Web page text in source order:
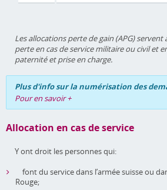
Les allocations perte de gain (APG)
perte en cas de service militaire ou civil et
paternité et prise en charge.
Plus d'info sur la numérisation des
Pour en savoir +
Allocation en cas de service
Y ont droit les personnes qui:
font du service dans l’armée suisse ou
Rouge;